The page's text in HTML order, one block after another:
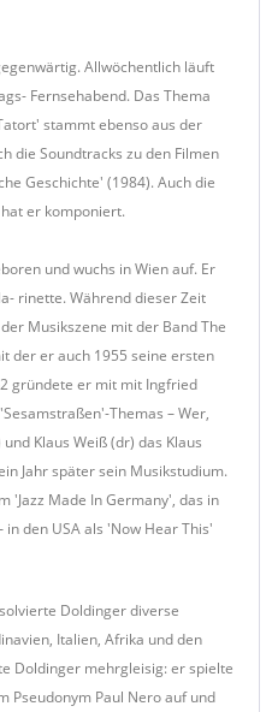
Allwöchentlich läuft
Fernsehabend. Das Thema
stammt ebenso aus der
die Soundtracks zu den Filmen
Geschichte' (1984). Auch die
er komponiert.
und wuchs in Wien auf. Er
rinette. Während dieser Zeit
Musikszene mit der Band The
der er auch 1955 seine ersten
gründete er mit mit Ingfried
Themas – Wer,
Klaus Weiß (dr) das Klaus
Jahr später sein Musikstudium.
'Jazz Made In Germany', das in
den USA als 'Now Hear This'
Doldinger diverse
Italien, Afrika und den
Doldinger mehrgleisig: er spielte
Pseudonym Paul Nero auf und